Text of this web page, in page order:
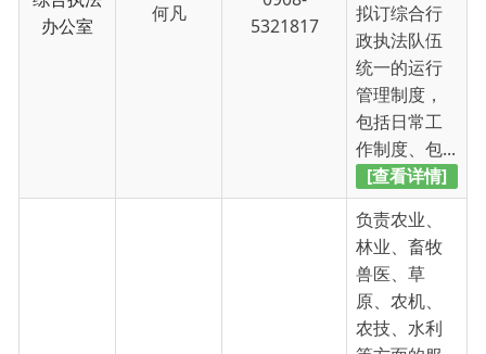
政府制定农
业、林业、
畜牧业等工
作的长远发...
[查看详情]
负责文化、
宣传、科
技、体育、
广播电视、
旅游等方面
的服务工
作；协助乡
政府制定文
化、宣传、